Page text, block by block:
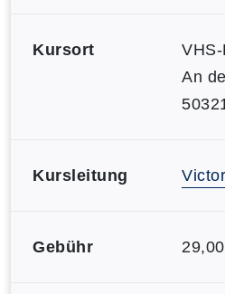
Kursort
An
Kursleitung
Gebühr